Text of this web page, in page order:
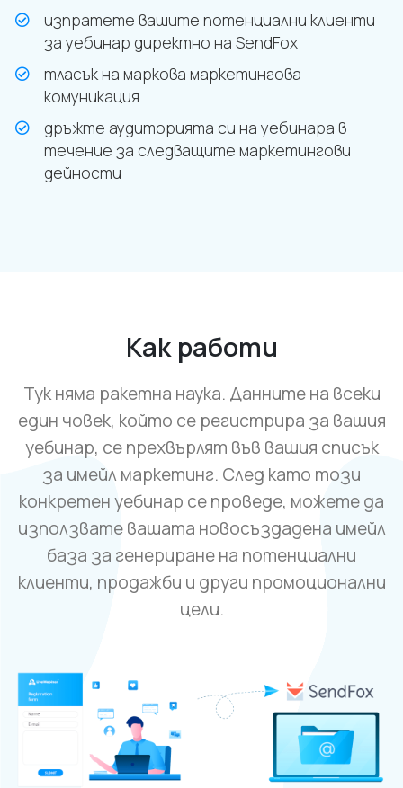
изпратете вашите потенциални клиенти
за уебинар директно на SendFox
тласък на маркова маркетингова
комуникация
дръжте аудиторията си на уебинара в
течение за следващите маркетингови
дейности
Как работи
Тук няма ракетна наука. Данните на всеки
един човек, който се регистрира за вашия
уебинар, се прехвърлят във вашия списък
за имейл маркетинг. След като този
конкретен уебинар се проведе, можете да
използвате вашата новосъздадена имейл
база за генериране на потенциални
клиенти, продажби и други промоционални
цели.